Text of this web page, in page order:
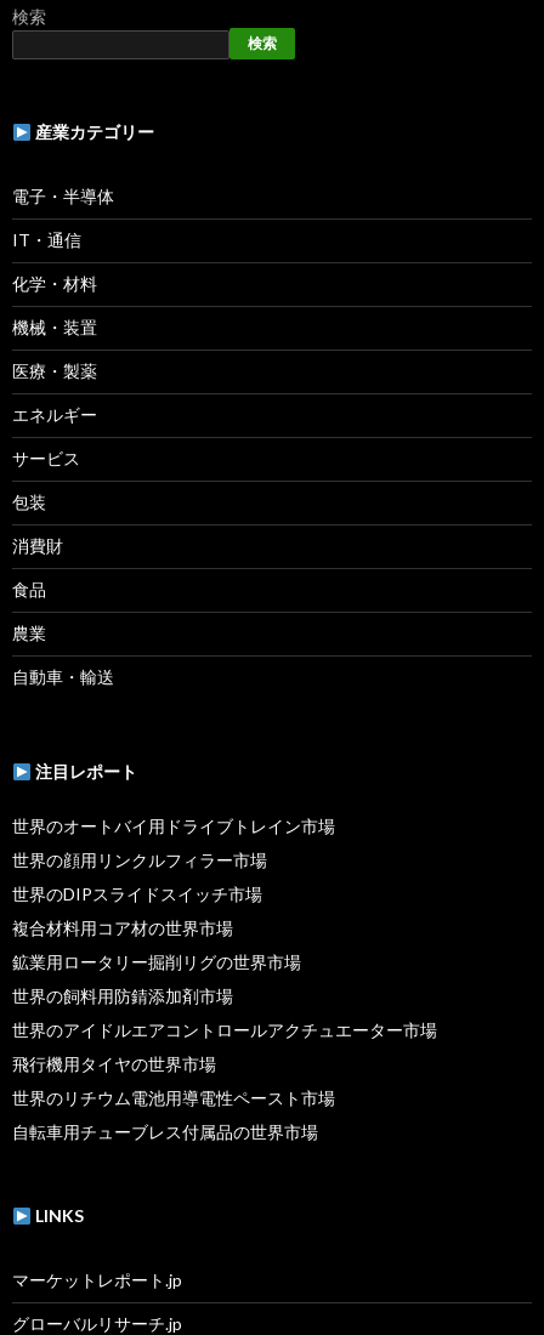
検索
検索
産業カテゴリー
電子・半導体
IT・通信
化学・材料
機械・装置
医療・製薬
エネルギー
サービス
包装
消費財
食品
農業
自動車・輸送
注目レポート
世界のオートバイ用ドライブトレイン市場
世界の顔用リンクルフィラー市場
世界のDIPスライドスイッチ市場
複合材料用コア材の世界市場
鉱業用ロータリー掘削リグの世界市場
世界の飼料用防錆添加剤市場
世界のアイドルエアコントロールアクチュエーター市場
飛行機用タイヤの世界市場
世界のリチウム電池用導電性ペースト市場
自転車用チューブレス付属品の世界市場
LINKS
マーケットレポート.jp
グローバルリサーチ.jp